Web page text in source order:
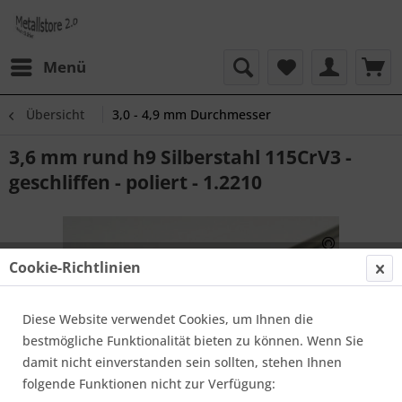
Menü
Übersicht 3,0 - 4,9 mm Durchmesser
3,6 mm rund h9 Silberstahl 115CrV3 -
geschliffen - poliert - 1.2210
Cookie-Richtlinien
Diese Website verwendet Cookies, um Ihnen die
bestmögliche Funktionalität bieten zu können. Wenn Sie
damit nicht einverstanden sein sollten, stehen Ihnen
folgende Funktionen nicht zur Verfügung: